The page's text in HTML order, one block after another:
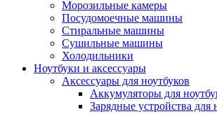
Морозильные камеры
Посудомоечные машины
Стиральные машины
Сушильные машины
Холодильники
Ноутбуки и аксессуары
Аксессуары для ноутбуков
Аккумуляторы для
Зарядные устройства для